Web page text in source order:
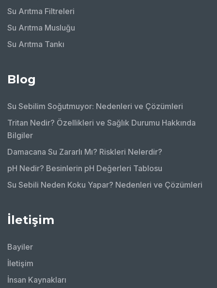
Su Arıtma Filtreleri
Su Arıtma Musluğu
Su Arıtma Tankı
Blog
Su Sebilim Soğutmuyor: Nedenleri ve Çözümleri
Tritan Nedir? Özellikleri ve Sağlık Durumu Hakkında
Bilgiler
Damacana Su Zararlı Mı? Riskleri Nelerdir?
pH Nedir? Besinlerin pH Değerleri Tablosu
Su Sebili Neden Koku Yapar? Nedenleri ve Çözümleri
İletişim
Bayiler
İletişim
İnsan Kaynakları